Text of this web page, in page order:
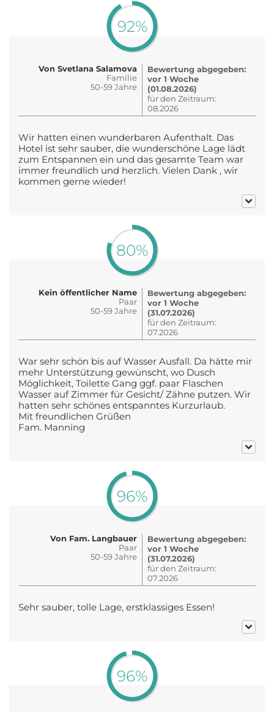
92%
Von Svetlana Salamova
Familie
50-59 Jahre
Bewertung abgegeben:
vor 1 Woche
(01.08.2026)
für den Zeitraum:
08.2026
Wir hatten einen wunderbaren Aufenthalt. Das
Hotel ist sehr sauber, die wunderschöne Lage lädt
zum Entspannen ein und das gesamte Team war
immer freundlich und herzlich. Vielen Dank , wir
kommen gerne wieder!
80%
Kein öffentlicher Name
Paar
50-59 Jahre
Bewertung abgegeben:
vor 1 Woche
(31.07.2026)
für den Zeitraum:
07.2026
War sehr schön bis auf Wasser Ausfall. Da hätte mir
mehr Unterstützung gewünscht, wo Dusch
Möglichkeit, Toilette Gang ggf. paar Flaschen
Wasser auf Zimmer für Gesicht/ Zähne putzen. Wir
hatten sehr schönes entspanntes Kurzurlaub.
Mit freundlichen Grüßen
Fam. Manning
96%
Von Fam. Langbauer
Paar
50-59 Jahre
Bewertung abgegeben:
vor 1 Woche
(31.07.2026)
für den Zeitraum:
07.2026
Sehr sauber, tolle Lage, erstklassiges Essen!
96%